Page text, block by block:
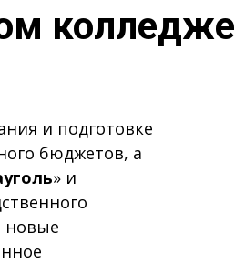
колледже
и подготовке
бюджетов, а
» и
новые